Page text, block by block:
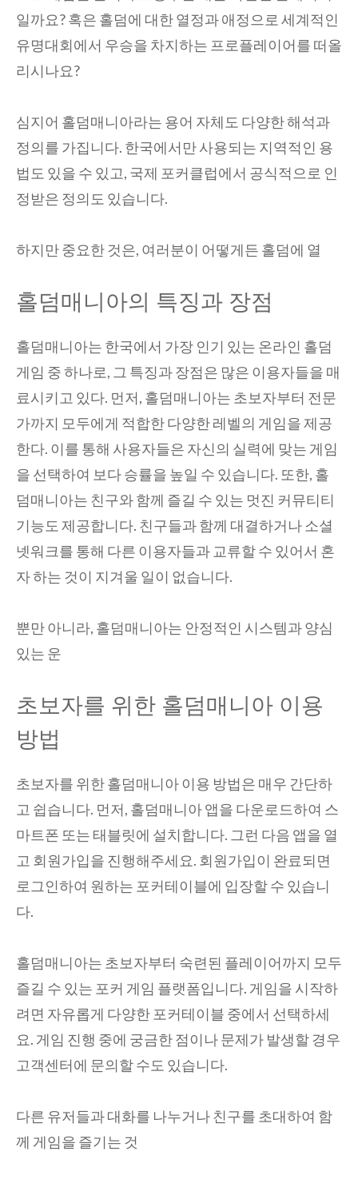
일까요? 혹은 홀덤에 대한 열정과 애정으로 세계적인
유명대회에서 우승을 차지하는 프로플레이어를 떠올
리시나요?
심지어 홀덤매니아라는 용어 자체도 다양한 해석과
정의를 가집니다. 한국에서만 사용되는 지역적인 용
법도 있을 수 있고, 국제 포커클럽에서 공식적으로 인
정받은 정의도 있습니다.
하지만 중요한 것은, 여러분이 어떻게든 홀덤에 열
홀덤매니아의 특징과 장점
홀덤매니아는 한국에서 가장 인기 있는 온라인 홀덤
게임 중 하나로, 그 특징과 장점은 많은 이용자들을 매
료시키고 있다. 먼저, 홀덤매니아는 초보자부터 전문
가까지 모두에게 적합한 다양한 레벨의 게임을 제공
한다. 이를 통해 사용자들은 자신의 실력에 맞는 게임
을 선택하여 보다 승률을 높일 수 있습니다. 또한, 홀
덤매니아는 친구와 함께 즐길 수 있는 멋진 커뮤티티
기능도 제공합니다. 친구들과 함께 대결하거나 소셜
넷워크를 통해 다른 이용자들과 교류할 수 있어서 혼
자 하는 것이 지겨울 일이 없습니다.
뿐만 아니라, 홀덤매니아는 안정적인 시스템과 양심
있는 운
초보자를 위한 홀덤매니아 이용
방법
초보자를 위한 홀덤매니아 이용 방법은 매우 간단하
고 쉽습니다. 먼저, 홀덤매니아 앱을 다운로드하여 스
마트폰 또는 태블릿에 설치합니다. 그런 다음 앱을 열
고 회원가입을 진행해주세요. 회원가입이 완료되면
로그인하여 원하는 포커테이블에 입장할 수 있습니
다.
홀덤매니아는 초보자부터 숙련된 플레이어까지 모두
즐길 수 있는 포커 게임 플랫폼입니다. 게임을 시작하
려면 자유롭게 다양한 포커테이블 중에서 선택하세
요. 게임 진행 중에 궁금한 점이나 문제가 발생할 경우
고객센터에 문의할 수도 있습니다.
다른 유저들과 대화를 나누거나 친구를 초대하여 함
께 게임을 즐기는 것